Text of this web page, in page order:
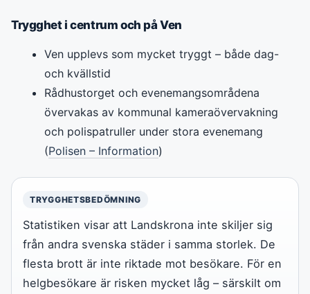
Trygghet i centrum och på Ven
Ven upplevs som mycket tryggt – både dag-
och kvällstid
Rådhustorget och evenemangsområdena
övervakas av kommunal kameraövervakning
och polispatruller under stora evenemang
(Polisen – Information)
TRYGGHETSBEDÖMNING
Statistiken visar att Landskrona inte skiljer sig
från andra svenska städer i samma storlek. De
flesta brott är inte riktade mot besökare. För en
helgbesökare är risken mycket låg – särskilt om